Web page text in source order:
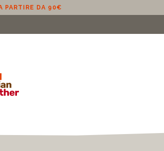
CIPRO) A PARTIRE DA 100€